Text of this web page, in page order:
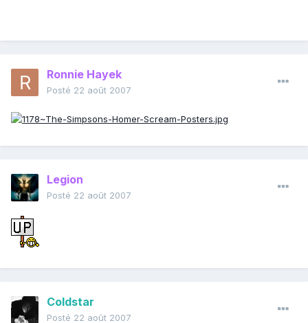
Ronnie Hayek
Posté 22 août 2007
Legion
Posté 22 août 2007
Coldstar
Posté 22 août 2007